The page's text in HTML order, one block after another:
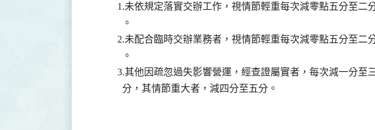
1.未依規定落實交辦工作，視情節輕重每次減零點五分至二
            。
2.未配合臨時交辦業務者，視情節輕重每次減零點五分至二
            。
3.其他因疏忽過失影響營運，經查證屬實者，每次減一分至